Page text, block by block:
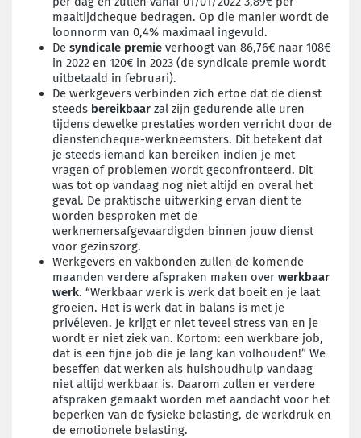
maaltijdcheque bedragen. Op die manier wordt de
loonnorm van 0,4% maximaal ingevuld.
De syndicale premie verhoogt van 86,76€ naar 108€
in 2022 en 120€ in 2023 (de syndicale premie wordt
uitbetaald in februari).
De werkgevers verbinden zich ertoe dat de dienst
steeds bereikbaar zal zijn gedurende alle uren
tijdens dewelke prestaties worden verricht door de
dienstencheque-werkneemsters. Dit betekent dat
je steeds iemand kan bereiken indien je met
vragen of problemen wordt geconfronteerd. Dit
was tot op vandaag nog niet altijd en overal het
geval. De praktische uitwerking ervan dient te
worden besproken met de
werknemersafgevaardigden binnen jouw dienst
voor gezinszorg.
Werkgevers en vakbonden zullen de komende
maanden verdere afspraken maken over werkbaar
werk. “Werkbaar werk is werk dat boeit en je laat
groeien. Het is werk dat in balans is met je
privéleven. Je krijgt er niet teveel stress van en je
wordt er niet ziek van. Kortom: een werkbare job,
dat is een fijne job die je lang kan volhouden!” We
beseffen dat werken als huishoudhulp vandaag
niet altijd werkbaar is. Daarom zullen er verdere
afspraken gemaakt worden met aandacht voor het
beperken van de fysieke belasting, de werkdruk en
de emotionele belasting.